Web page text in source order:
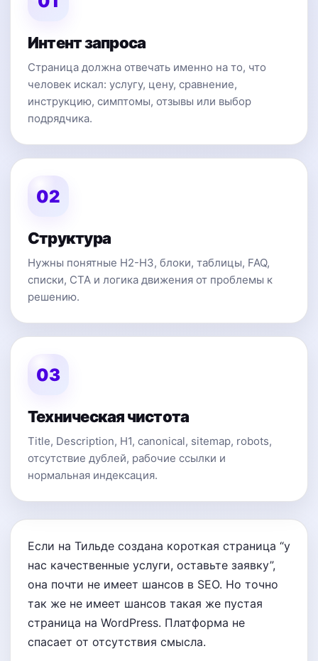
Интент запроса
Страница должна отвечать именно на то, что
человек искал: услугу, цену, сравнение,
инструкцию, симптомы, отзывы или выбор
подрядчика.
02
Структура
Нужны понятные H2-H3, блоки, таблицы, FAQ,
списки, CTA и логика движения от проблемы к
решению.
03
Техническая чистота
Title, Description, H1, canonical, sitemap, robots,
отсутствие дублей, рабочие ссылки и
нормальная индексация.
Если на Тильде создана короткая страница “у
нас качественные услуги, оставьте заявку”,
она почти не имеет шансов в SEO. Но точно
так же не имеет шансов такая же пустая
страница на WordPress. Платформа не
спасает от отсутствия смысла.